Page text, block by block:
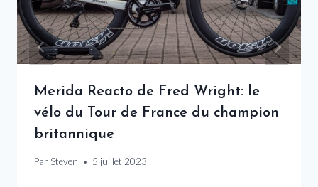
Merida Reacto de Fred Wright: le
vélo du Tour de France du champion
britannique
Par Steven 5 juillet 2023